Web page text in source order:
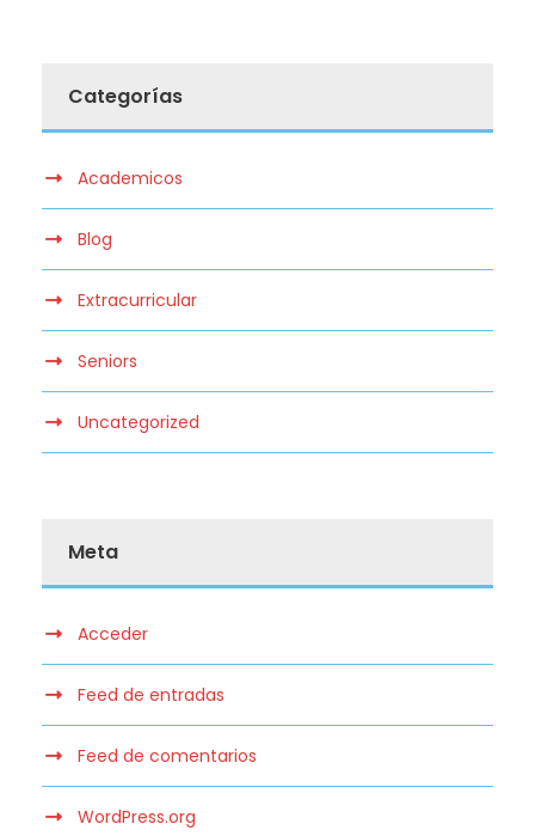
Categorías
Academicos
Blog
Extracurricular
Seniors
Uncategorized
Meta
Acceder
Feed de entradas
Feed de comentarios
WordPress.org